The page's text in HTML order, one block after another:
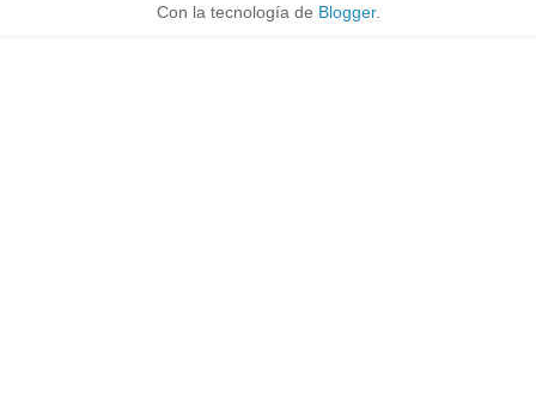
Con la tecnología de Blogger.